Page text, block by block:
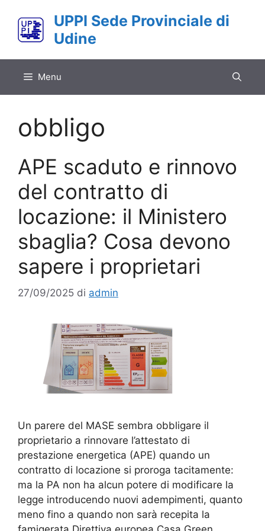
contenuto
UPPI Sede Provinciale di
Udine
Menu
obbligo
APE scaduto e rinnovo
del contratto di
locazione: il Ministero
sbaglia? Cosa devono
sapere i proprietari
27/09/2025 di admin
Un parere del MASE sembra obbligare il
proprietario a rinnovare l’attestato di
prestazione energetica (APE) quando un
contratto di locazione si proroga tacitamente:
ma la PA non ha alcun potere di modificare la
legge introducendo nuovi adempimenti, quanto
meno fino a quando non sarà recepita la